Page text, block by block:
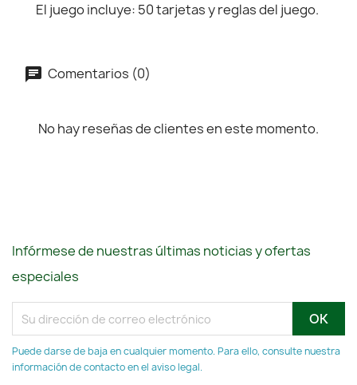
El juego incluye: 50 tarjetas y reglas del juego.
Comentarios (0)
No hay reseñas de clientes en este momento.
Infórmese de nuestras últimas noticias y ofertas
especiales
Puede darse de baja en cualquier momento. Para ello, consulte nuestra
información de contacto en el aviso legal.